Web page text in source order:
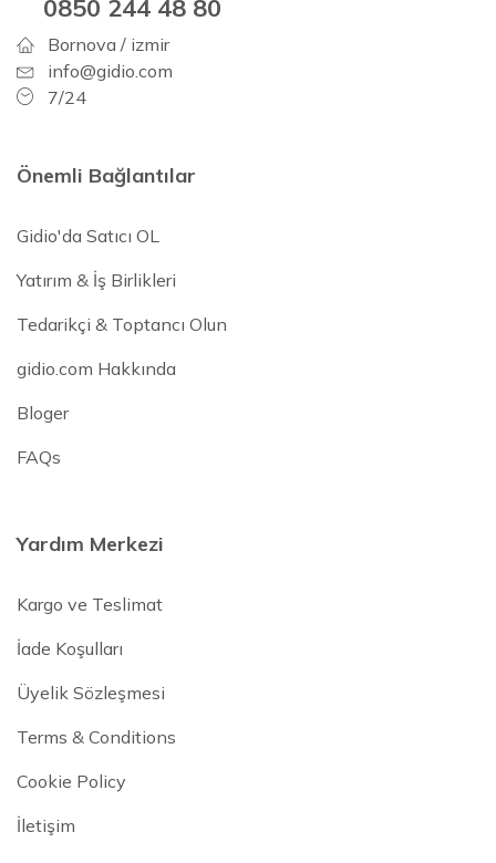
0850 244 48 80
Bornova / izmir
info@gidio.com
7/24
Önemli Bağlantılar
Gidio'da Satıcı OL
Yatırım & İş Birlikleri
Tedarikçi & Toptancı Olun
gidio.com Hakkında
Bloger
FAQs
Yardım Merkezi
Kargo ve Teslimat
İade Koşulları
Üyelik Sözleşmesi
Terms & Conditions
Cookie Policy
İletişim